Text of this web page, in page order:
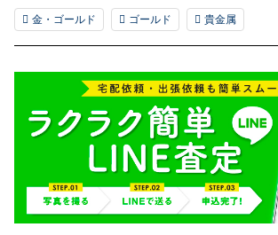
金・ゴールド ゴールド 貴金属